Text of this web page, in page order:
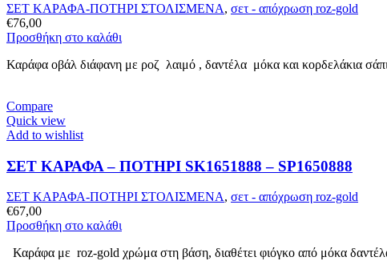
ΣΕΤ ΚΑΡΑΦΑ-ΠΟΤΗΡΙ ΣΤΟΛΙΣΜΕΝΑ, σετ - απόχρωση roz-gold
€76,00
Προσθήκη στο καλάθι
Καράφα οβάλ διάφανη με ροζ λαιμό , δαντέλα μόκα και κορδελάκια
Compare
Quick view
Add to wishlist
ΣΕΤ ΚΑΡΑΦΑ – ΠΟΤΗΡΙ SK1651888 – SP1650888
ΣΕΤ ΚΑΡΑΦΑ-ΠΟΤΗΡΙ ΣΤΟΛΙΣΜΕΝΑ, σετ - απόχρωση roz-gold
€67,00
Προσθήκη στο καλάθι
Καράφα με roz-gold χρώμα στη βάση, διαθέτει φιόγκο από μόκα